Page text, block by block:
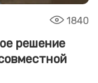
1840
решение